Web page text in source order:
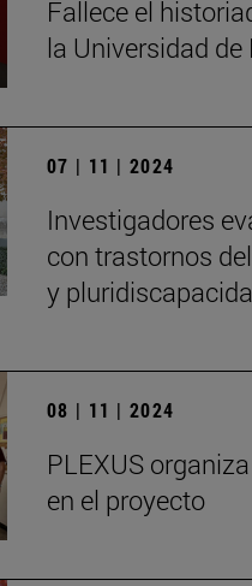
Fallece el
la Universidad de
07 | 11 | 2024
Investigadores
con trastornos
y
08 | 11 | 2024
PLEXUS
en el proyecto